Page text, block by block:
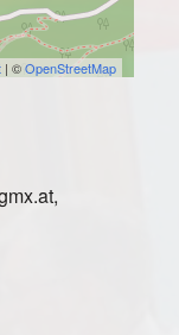
| ©OpenStreetMap